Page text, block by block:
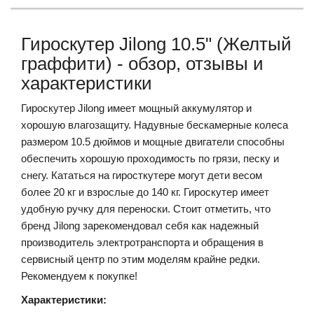
Гироскутер Jilong 10.5" (Желтый
граффити) - обзор, отзывы и
характеристики
Гироскутер Jilong имеет мощный аккумулятор и
хорошую влагозащиту. Надувные бескамерные колеса
размером 10.5 дюймов и мощные двигатели способны
обеспечить хорошую проходимость по грязи, песку и
снегу. Кататься на гиросткутере могут дети весом
более 20 кг и взрослые до 140 кг. Гироскутер имеет
удобную ручку для переноски. Стоит отметить, что
бренд Jilong зарекомендовал себя как надежный
производитель электротранспорта и обращения в
сервисный центр по этим моделям крайне редки.
Рекомендуем к покупке!
Характеристики: